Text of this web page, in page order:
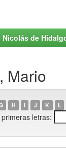
de
Mario
H I J K L
letras: